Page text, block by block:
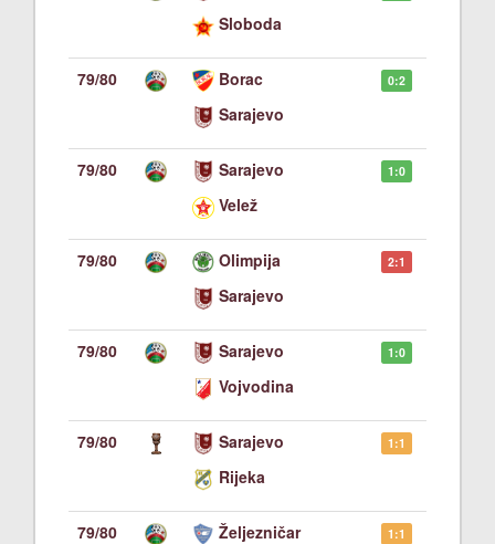
Sloboda
79/80
Borac
Sarajevo
0:2
79/80
Sarajevo
Velež
1:0
79/80
Olimpija
Sarajevo
2:1
79/80
Sarajevo
Vojvodina
1:0
79/80
Sarajevo
Rijeka
1:1
79/80
Željezničar
1:1